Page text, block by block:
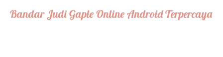
Bandar Judi Gaple Online Android Terpercaya